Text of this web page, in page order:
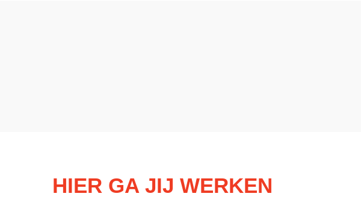
HIER GA JIJ WERKEN